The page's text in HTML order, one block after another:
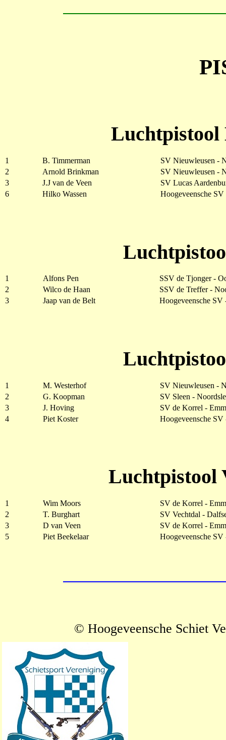
Luchtpistool
1 B. Timmerman
SV Nieuwleusen -
2
Arnold Brinkman
SV Nieuwleusen -
3
J.J van de Veen
SV Lucas
6
Hilko Wassen Hoogeveensche
1 Alfons Pen
SSV de Tjonger -
2
Wilco de Haan
SSV de Treffer -
3
Jaap van de Belt Hoogeveensche SV
1 M. Westerhof
SV Nieuwleusen -
2
G. Koopman
SV Sleen -
3
J. Hoving
SV de Korrel -
4
Piet Koster Hoogeveensche SV
Luchtpistool
1 Wim Moors
SV de Korrel -
2
T. Burghart
SV Vechtdal -
3
D van Veen
SV de Korrel -
5
Piet Beekelaar Hoogeveensche SV
© Hoogeveensche Schiet